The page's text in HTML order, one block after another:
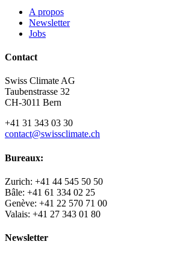
A propos
Newsletter
Jobs
Contact
Swiss Climate AG
Taubenstrasse 32
CH-3011 Bern
+41 31 343 03 30
contact@swissclimate.ch
Bureaux:
Zurich: +41 44 545 50 50
Bâle: +41 61 334 02 25
Genève: +41 22 570 71 00
Valais: +41 27 343 01 80
Newsletter